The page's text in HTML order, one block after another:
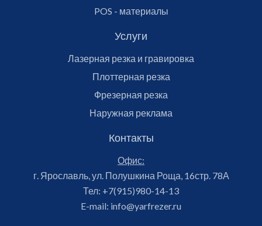
POS - материалы
Услуги
Лазерная резка и гравировка
Плоттерная резка
Фрезерная резка
Наружная реклама
Контакты
Офис:
г. Ярославль, ул. Полушкина Роща, 16стр. 78А
Тел: +7(915)980-14-13
E-mail: info@yarfrezer.ru